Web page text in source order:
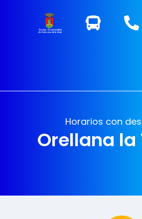
Excmo. Ayuntamiento
de Talavera de la Reina
Horarios con
Orellana la